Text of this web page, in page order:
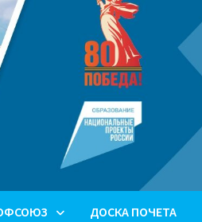
ДОСКА ПОЧЕТА